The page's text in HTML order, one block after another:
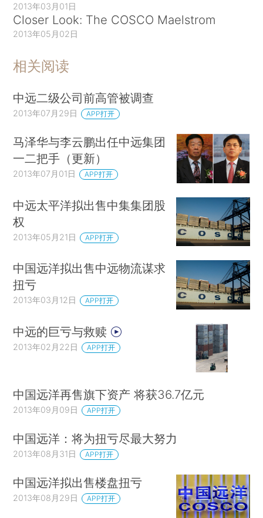
2013年03月01日
Closer Look: The COSCO Maelstrom
2013年05月02日
相关阅读
中远二级公司前高管被调查
2013年07月29日 APP打开
马泽华与李云鹏出任中远集团
一二把手（更新）
2013年07月01日 APP打开
中远太平洋拟出售中集集团股
权
2013年05月21日 APP打开
中国远洋拟出售中远物流谋求
扭亏
2013年03月12日 APP打开
中远的巨亏与救赎
2013年02月22日 APP打开
中国远洋再售旗下资产 将获36.7亿元
2013年09月09日 APP打开
中国远洋：将为扭亏尽最大努力
2013年08月31日 APP打开
中国远洋拟出售楼盘扭亏
2013年08月29日 APP打开